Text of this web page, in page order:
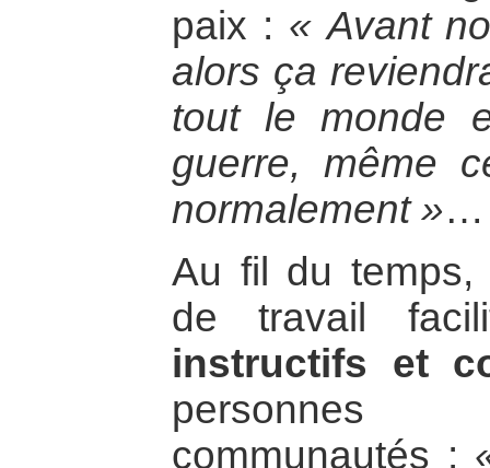
paix : « Avant
alors ça
tout le monde
guerre, même
normalement »…
Au fil du temps,
de travail
instructifs et
personnes
communautés :